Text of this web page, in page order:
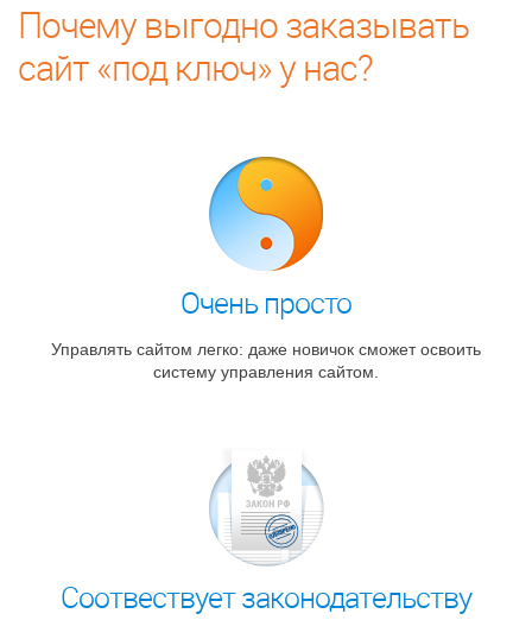
Почему выгодно заказывать
сайт «под ключ» у нас?
Очень просто
Управлять сайтом легко: даже новичок сможет освоить
систему управления сайтом.
Соотвествует законодательству